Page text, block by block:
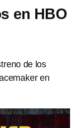
en HBO
de los
en